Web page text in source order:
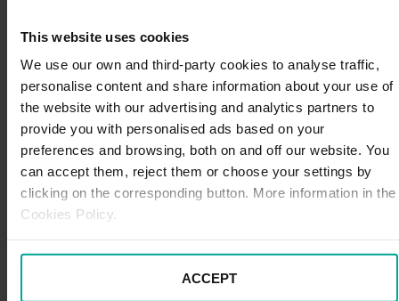
This website uses cookies
We use our own and third-party cookies to analyse traffic,
personalise content and share information about your use of
the website with our advertising and analytics partners to
provide you with personalised ads based on your
preferences and browsing, both on and off our website. You
can accept them, reject them or choose your settings by
clicking on the corresponding button. More information in the
Cookies Policy.
ACCEPT
–aplicar una conducción preventiva: para evitar sustos
al volante, conducid con cuidado, de forma suave y sin
acelerones ni frenazos. Intentad circular de día (a
ser posible, a primera hora de la mañana para tener
más visibilidad y estar más descansados), pero si lo
hacéis de noche, tened algunas
recomendaciones en
, como comprobar que funcionan bien las luces,
que los espejos retrovisores estén bien reglados y que
la ruta escogida esté en buen estado y bien iluminada
que os hemos recomendado hasta ahora, el cansancio